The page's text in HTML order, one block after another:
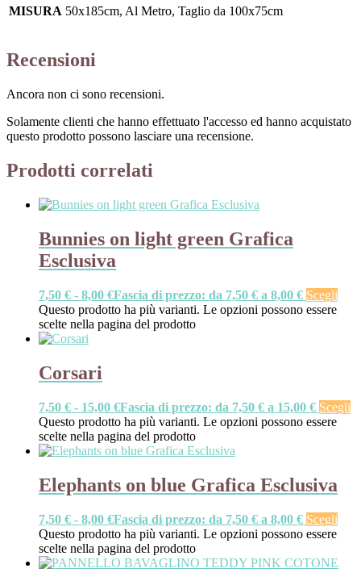
MISURA 50x185cm, Al Metro, Taglio da 100x75cm
Recensioni
Ancora non ci sono recensioni.
Solamente clienti che hanno effettuato l'accesso ed hanno acquistato
questo prodotto possono lasciare una recensione.
Prodotti correlati
Bunnies on light green Grafica
Esclusiva
7,50 € - 8,00 €Fascia di prezzo: da 7,50 € a 8,00 € Scegli
Questo prodotto ha più varianti. Le opzioni possono essere
scelte nella pagina del prodotto
Corsari
7,50 € - 15,00 €Fascia di prezzo: da 7,50 € a 15,00 € Scegli
Questo prodotto ha più varianti. Le opzioni possono essere
scelte nella pagina del prodotto
Elephants on blue Grafica Esclusiva
7,50 € - 8,00 €Fascia di prezzo: da 7,50 € a 8,00 € Scegli
Questo prodotto ha più varianti. Le opzioni possono essere
scelte nella pagina del prodotto